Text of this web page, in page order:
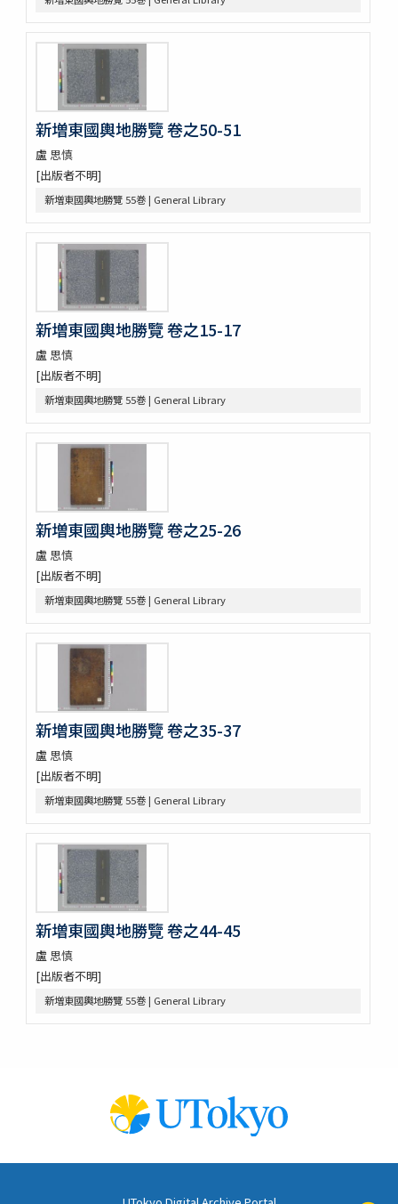
韓客巾衍集 4巻
文谷集 28巻
藥泉集 34巻
華西文稿 1巻附1巻
南大池歌
體素集
遊山録 2巻
嘉林世稿 3巻附録1巻
三節遺稿 10巻附録1巻
玲瓏集 5巻
漫浪集 9巻
靜菴先生文集 8巻坿世系圖1巻年譜1巻
朱子學的 2巻
時庵集 9巻
醒翁先生遺稿 4巻
太虚亭集 3巻
袖香編 4巻
九天應元雷聲普化天尊説玉樞寳經 1巻首1巻坿符篆1巻
大韓明成皇后洪陵誌 1巻附記1巻
大慧普覺禪師書
演機新編 3巻
八代文抄 (存31巻)
選英
朝野會通
麗史提綱 23巻
元帥權公幸州大捷碑
訂老 2巻
金剛般若波羅蜜經 2巻 (存1巻)
江華地啚
治郡㫖訣 : 居官大略
興海邑誌
朝鮮地啚
紀年便覧 8巻圖1巻
湖南邑誌
東國文獻備考 100巻首1巻
青野謾輯 (存9巻)
纂圖互註周禮 12巻經圖1巻
新増東國輿地勝覽 55巻
新増東國輿地勝覽 卷之50-51
盧 思慎
[出版者不明]
新増東國輿地勝覽 55巻 | General Library
新増東國輿地勝覽 卷之15-17
盧 思慎
[出版者不明]
新増東國輿地勝覽 55巻 | General Library
新増東國輿地勝覽 卷之25-26
盧 思慎
[出版者不明]
新増東國輿地勝覽 55巻 | General Library
新増東國輿地勝覽 卷之35-37
盧 思慎
[出版者不明]
新増東國輿地勝覽 55巻 | General Library
新増東國輿地勝覽 卷之44-45
盧 思慎
[出版者不明]
新増東國輿地勝覽 55巻 | General Library